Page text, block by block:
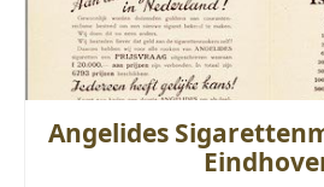
Angelides